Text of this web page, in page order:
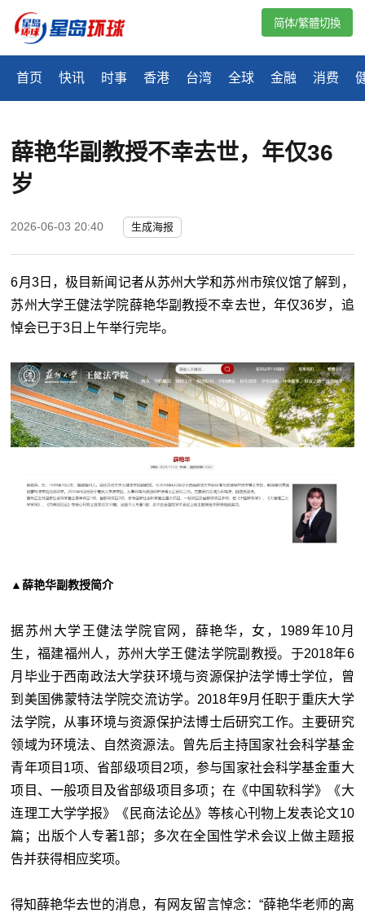
首页 快讯 时事 香港 台湾 全球 金融 消费
简体/繁體切換
薛艳华副教授不幸去世，年仅36
岁
2026-06-03 20:40 生成海报
6月3日，极目新闻记者从苏州大学和苏州市殡仪馆了解到，
苏州大学王健法学院薛艳华副教授不幸去世，年仅36岁，追
悼会已于3日上午举行完毕。
▲薛艳华副教授简介
据苏州大学王健法学院官网，薛艳华，女，1989年10月
生，福建福州人，苏州大学王健法学院副教授。于2018年6
月毕业于西南政法大学获环境与资源保护法学博士学位，曾
到美国佛蒙特法学院交流访学。2018年9月任职于重庆大学
法学院，从事环境与资源保护法博士后研究工作。主要研究
领域为环境法、自然资源法。曾先后主持国家社会科学基金
青年项目1项、省部级项目2项，参与国家社会科学基金重大
项目、一般项目及省部级项目多项；在《中国软科学》《大
连理工大学学报》《民商法论丛》等核心刊物上发表论文10
篇；出版个人专著1部；多次在全国性学术会议上做主题报
告并获得相应奖项。
得知薛艳华去世的消息，有网友留言悼念：“薛艳华老师的离